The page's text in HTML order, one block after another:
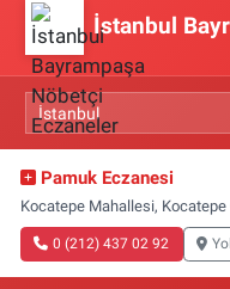
İstanbul
Pamuk Eczanesi
Kocatepe Mahallesi,
0 (212) 437 02 92